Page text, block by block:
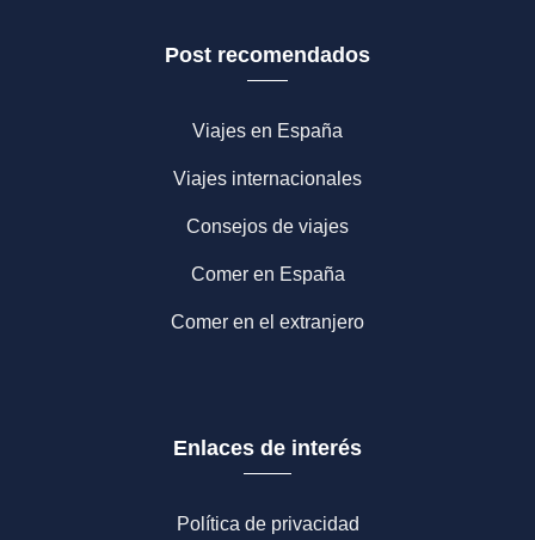
Post recomendados
Viajes en España
Viajes internacionales
Consejos de viajes
Comer en España
Comer en el extranjero
Enlaces de interés
Política de privacidad